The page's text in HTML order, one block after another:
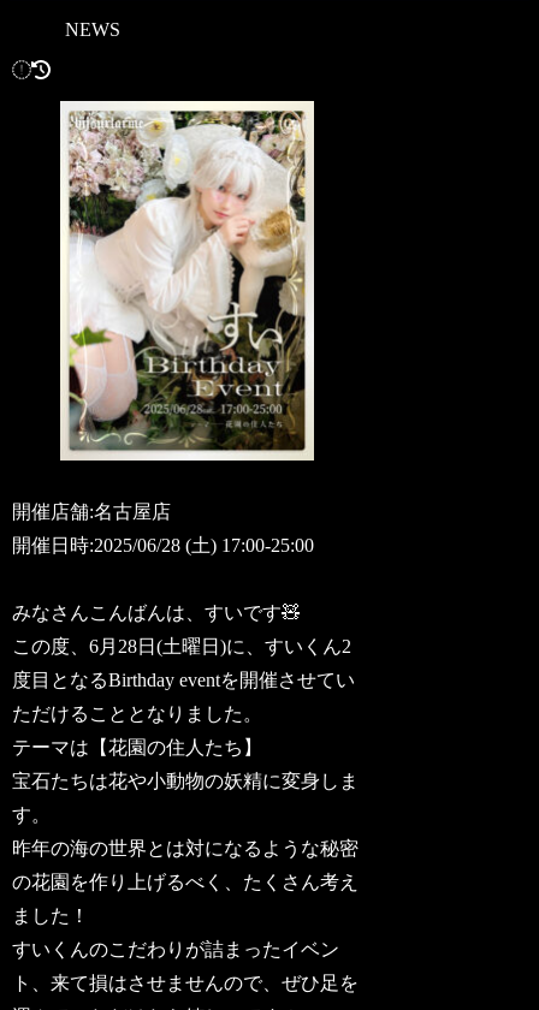
NEWS
開催店舗:名古屋店
開催日時:2025/06/28 (土) 17:00-25:00
みなさんこんばんは、すいです🧸
この度、6月28日(土曜日)に、すいくん2
度目となるBirthday eventを開催させてい
ただけることとなりました。
テーマは【花園の住人たち】
宝石たちは花や小動物の妖精に変身しま
す。
昨年の海の世界とは対になるような秘密
の花園を作り上げるべく、たくさん考え
ました！
すいくんのこだわりが詰まったイベン
ト、来て損はさせませんので、ぜひ足を